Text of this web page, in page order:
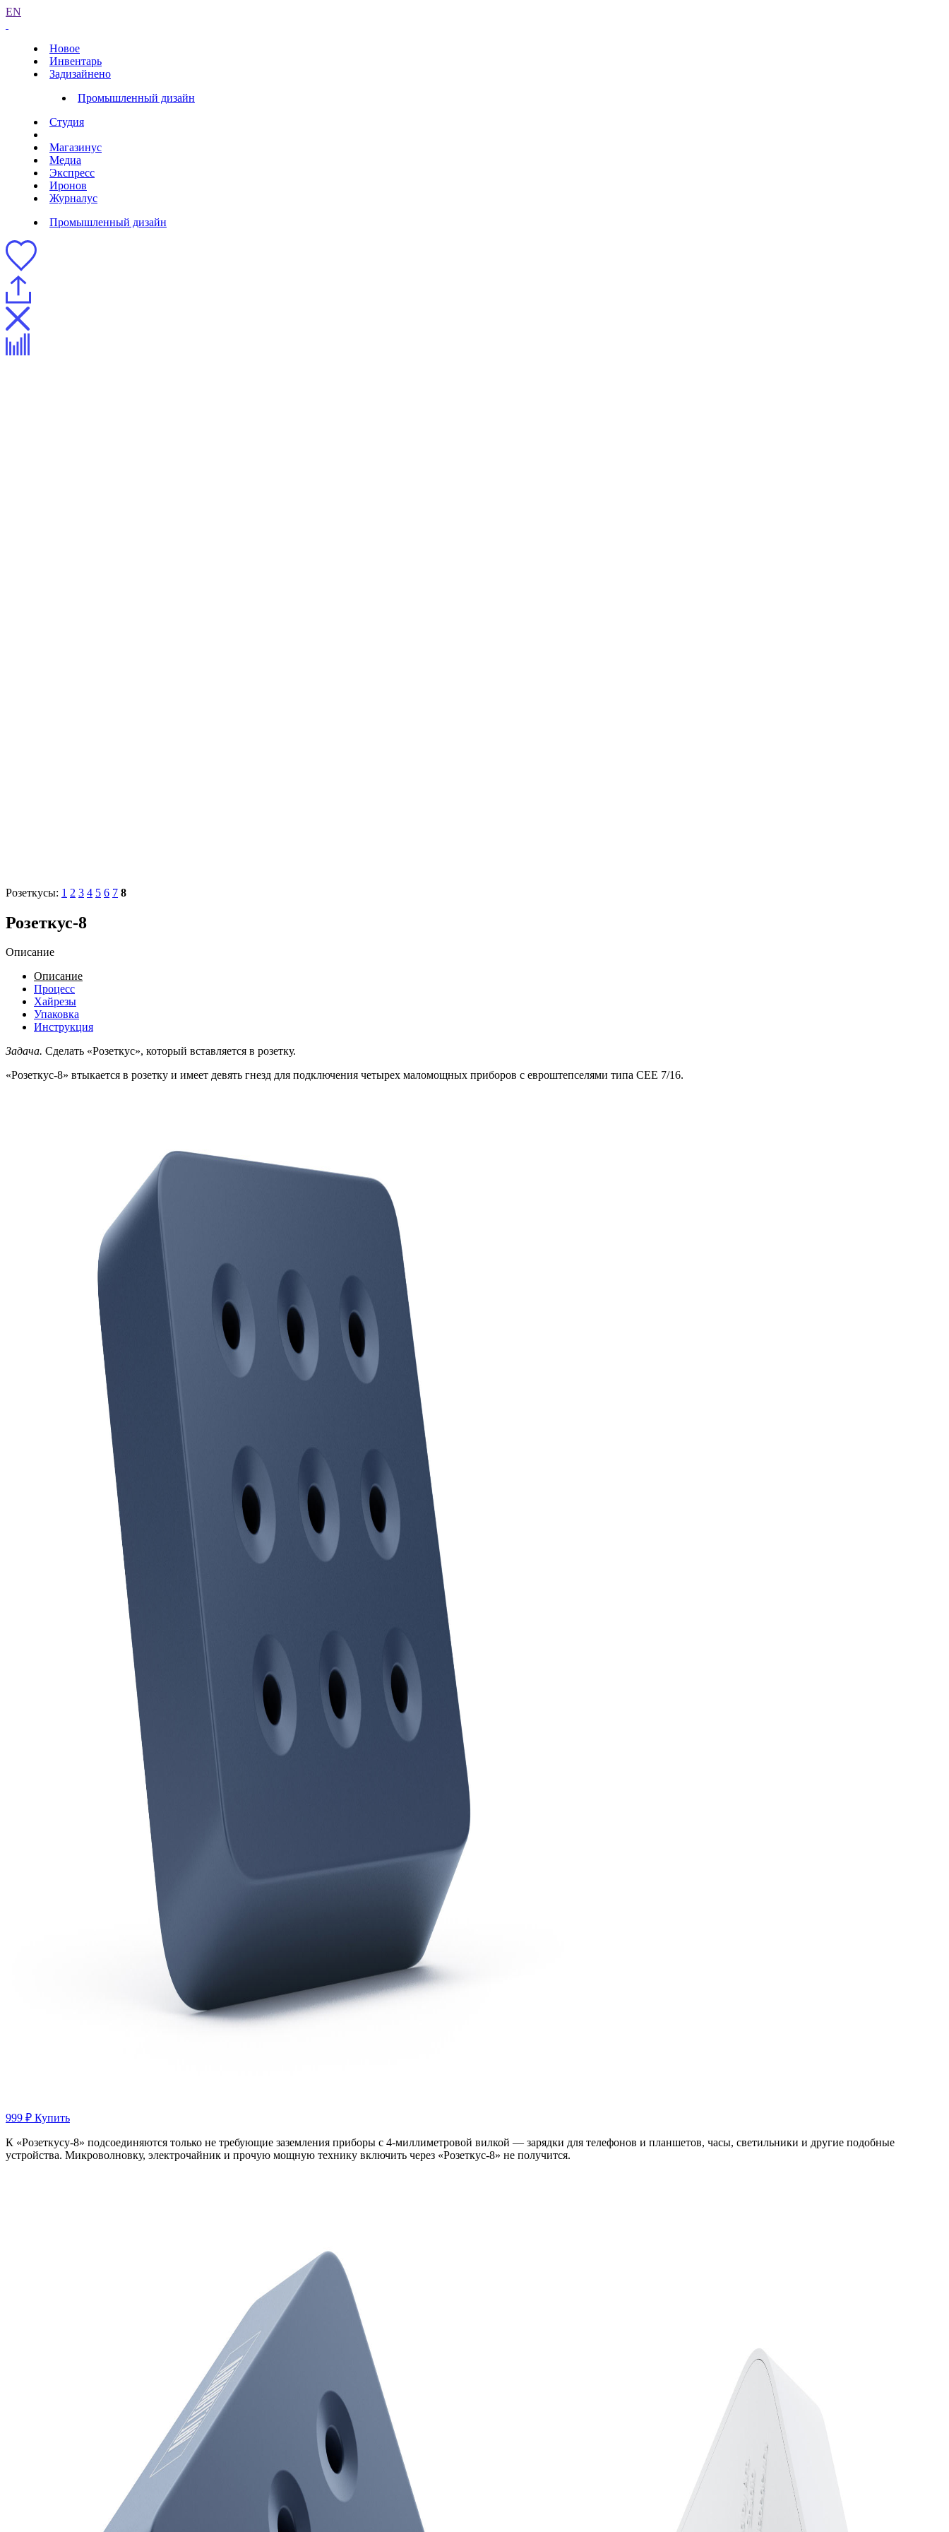
EN
Новое
Инвентарь
Задизайнено
Промышленный дизайн
Студия
Магазинус
Медиа
Экспресс
Иронов
Журналус
Промышленный дизайн
Розеткусы: 1 2 3 4 5 6 7 8
Розеткус-8
Описание
Описание
Процесс
Хайрезы
Упаковка
Инструкция
Задача. Cделать «Розеткус», который вставляется в розетку.
«Розеткус-8» втыкается в розетку и имеет девять гнезд для подключения четырех маломощных приборов с евроштепселями типа CEE 7/16.
999 ₽ Купить
К «Розеткусу-8» подсоединяются только не требующие заземления приборы с 4-миллиметровой вилкой — зарядки для телефонов и планшетов, часы, светильники и другие подобные
устройства. Микроволновку, электрочайник и прочую мощную технику включить через «Розеткус-8» не получится.